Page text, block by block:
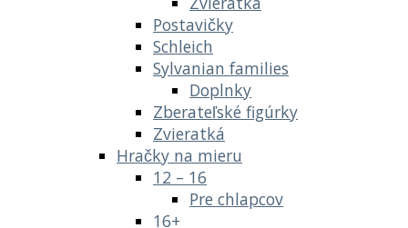
Postavičky
Schleich
Sylvanian families
Doplnky
Zberateľské figúrky
Zvieratká
Hračky na mieru
12 – 16
Pre chlapcov
16+